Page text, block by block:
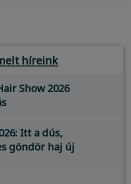
híreink
Show 2026
Itt a dús,
göndör haj új